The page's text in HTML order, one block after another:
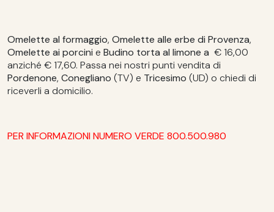
Omelette al formaggio, Omelette alle erbe di Provenza,
Omelette ai porcini e Budino torta al limone a € 16,00
anziché € 17,60. Passa nei nostri punti vendita di
Pordenone, Conegliano (TV) e Tricesimo (UD) o chiedi di
riceverli a domicilio.
PER INFORMAZIONI NUMERO VERDE 800.500.980